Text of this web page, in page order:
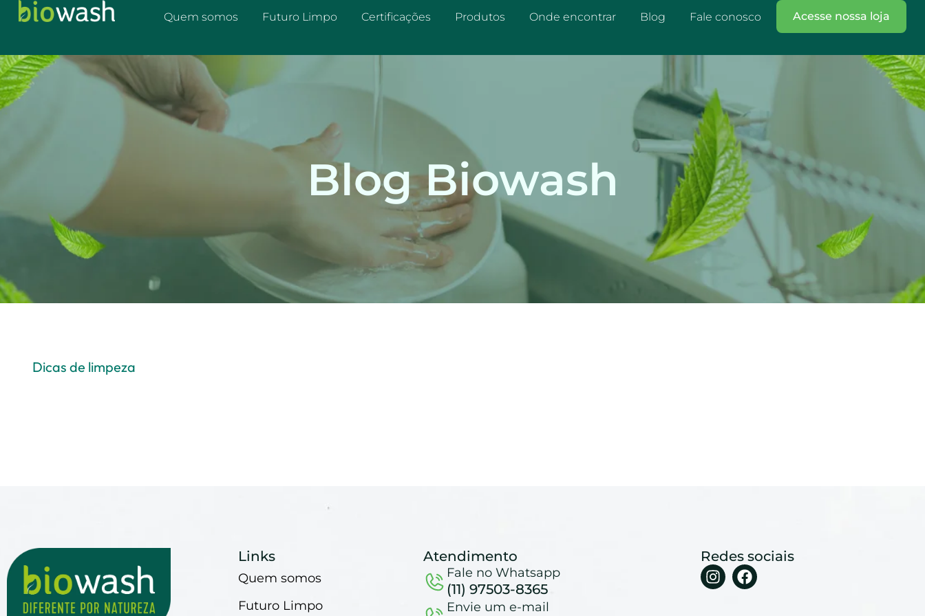
Quem somos Futuro Limpo Certificações Produtos Onde encontrar Blog Fale conosco Acesse nossa loja
Blog Biowash
Dicas de limpeza
Links
Quem somos
Futuro Limpo
Atendimento
Fale no Whatsapp
(11) 97503-8365
Envie um e-mail
Redes sociais